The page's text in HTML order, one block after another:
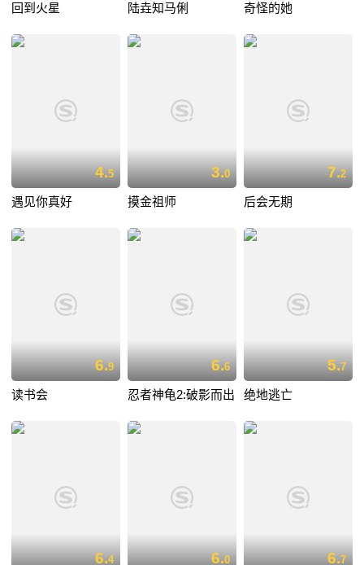
回到火星 陆垚知马俐 奇怪的她
4.5
遇见你真好
3.0
摸金祖师
7.2
后会无期
6.9
读书会
6.6
忍者神龟2:破影而出
5.7
绝地逃亡
6.4 6.0 6.7